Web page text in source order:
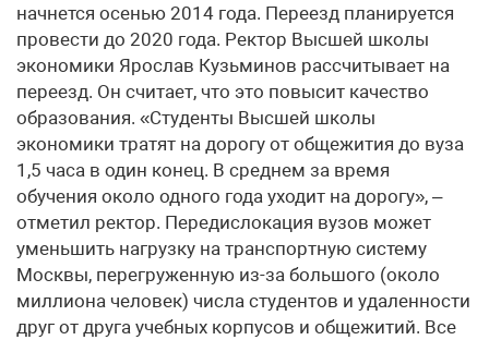
начнется осенью 2014 года. Переезд планируется
провести до 2020 года. Ректор Высшей школы
экономики Ярослав Кузьминов рассчитывает на
переезд. Он считает, что это повысит качество
образования. «Студенты Высшей школы
экономики тратят на дорогу от общежития до вуза
1,5 часа в один конец. В среднем за время
обучения около одного года уходит на дорогу», –
отметил ректор. Передислокация вузов может
уменьшить нагрузку на транспортную систему
Москвы, перегруженную из-за большого (около
миллиона человек) числа студентов и удаленности
друг от друга учебных корпусов и общежитий. Все